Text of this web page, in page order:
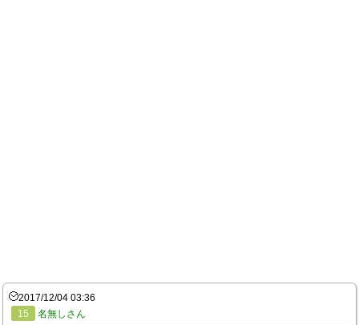
2017/12/04 03:36
15
名無しさん